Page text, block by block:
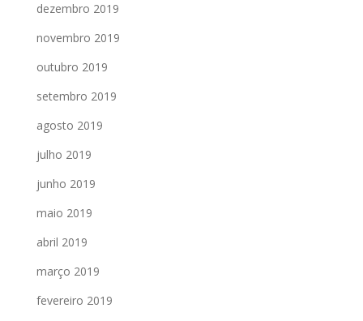
dezembro 2019
novembro 2019
outubro 2019
setembro 2019
agosto 2019
julho 2019
junho 2019
maio 2019
abril 2019
março 2019
fevereiro 2019